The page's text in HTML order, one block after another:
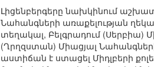
Լիցենբերգերը նախկինում
Նահանգների առաքելության
տեղակալ, Բելգրադում (Սերբիա)
(Ղրղզստան) Միացյալ
աստիճան է ստացել Միդլբերի